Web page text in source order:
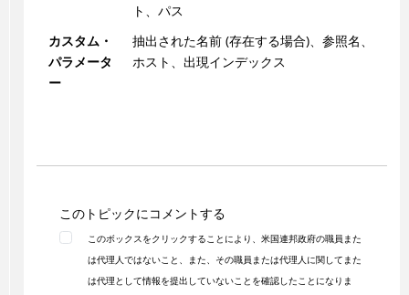
ト、パス
カスタム・
パラメータ
ー
抽出された名前 (存在する場合)、参照名、
ホスト、出現インデックス
このトピックにコメントする
このボックスをクリックすることにより、米国連邦政府の職員また
は代理人ではないこと、また、その職員または代理人に関してまた
は代理として情報を提出していないことを確認したことになりま